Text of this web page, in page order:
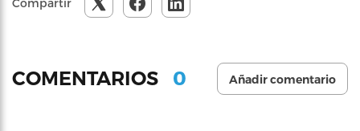
COMENTARIOS 0 Añadir comentario